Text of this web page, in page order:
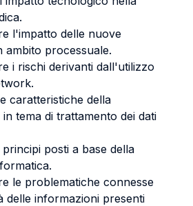
l'impatto delle nuove
ambito processuale.
i rischi derivanti dall'utilizzo
caratteristiche della
in tema di trattamento dei dati
posti a base della
le problematiche connesse
delle informazioni presenti